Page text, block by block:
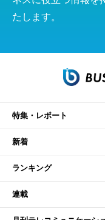
たします。
特集・レポート
新着
ランキング
連載